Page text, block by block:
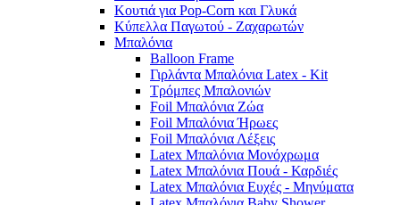
Κουτιά για Pop-Corn και Γλυκά
Κύπελλα Παγωτού - Ζαχαρωτών
Μπαλόνια
Balloon Frame
Γιρλάντα Μπαλόνια Latex - Kit
Τρόμπες Μπαλονιών
Foil Μπαλόνια Ζώα
Foil Μπαλόνια Ήρωες
Foil Μπαλόνια Λέξεις
Latex Μπαλόνια Μονόχρωμα
Latex Μπαλόνια Πουά - Καρδιές
Latex Μπαλόνια Ευχές - Μηνύματα